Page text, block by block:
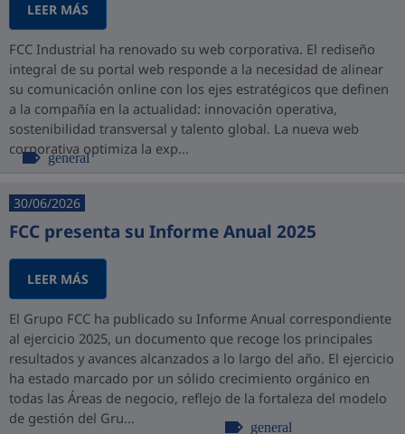
LEER MÁS
FCC Industrial ha renovado su web corporativa. El rediseño
integral de su portal web responde a la necesidad de alinear
su comunicación online con los ejes estratégicos que definen
a la compañía en la actualidad: innovación operativa,
sostenibilidad transversal y talento global. La nueva web
corporativa optimiza la exp...
general
30/06/2026
FCC presenta su Informe Anual 2025
LEER MÁS
El Grupo FCC ha publicado su Informe Anual correspondiente
al ejercicio 2025, un documento que recoge los principales
resultados y avances alcanzados a lo largo del año. El ejercicio
ha estado marcado por un sólido crecimiento orgánico en
todas las Áreas de negocio, reflejo de la fortaleza del modelo
de gestión del Gru...
general